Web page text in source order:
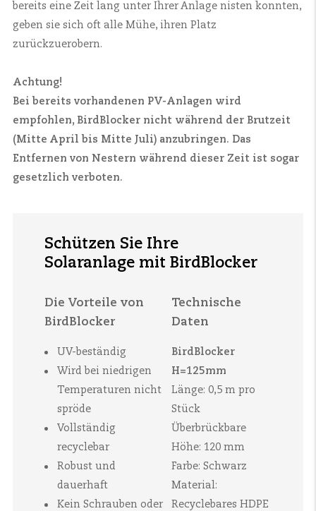
bereits eine Zeit lang unter Ihrer Anlage nisten konnten,
geben sie sich oft alle Mühe, ihren Platz
zurückzuerobern.
Achtung!
Bei bereits vorhandenen PV-Anlagen wird
empfohlen, BirdBlocker nicht während der Brutzeit
(Mitte April bis Mitte Juli) anzubringen. Das
Entfernen von Nestern während dieser Zeit ist sogar
gesetzlich verboten.
Schützen Sie Ihre
Solaranlage mit BirdBlocker
Die Vorteile von
BirdBlocker
UV-beständig
Wird bei niedrigen
Temperaturen nicht
spröde
Vollständig
recyclebar
Robust und
dauerhaft
Kein Schrauben oder
Technische
Daten
BirdBlocker
H=125mm
Länge: 0,5 m pro
Stück
Überbrückbare
Höhe: 120 mm
Farbe: Schwarz
Material:
Recyclebares HDPE